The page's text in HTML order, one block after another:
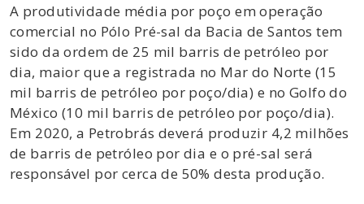
A produtividade média por poço em operação
comercial no Pólo Pré-sal da Bacia de Santos tem
sido da ordem de 25 mil barris de petróleo por
dia, maior que a registrada no Mar do Norte (15
mil barris de petróleo por poço/dia) e no Golfo do
México (10 mil barris de petróleo por poço/dia).
Em 2020, a Petrobrás deverá produzir 4,2 milhões
de barris de petróleo por dia e o pré-sal será
responsável por cerca de 50% desta produção.